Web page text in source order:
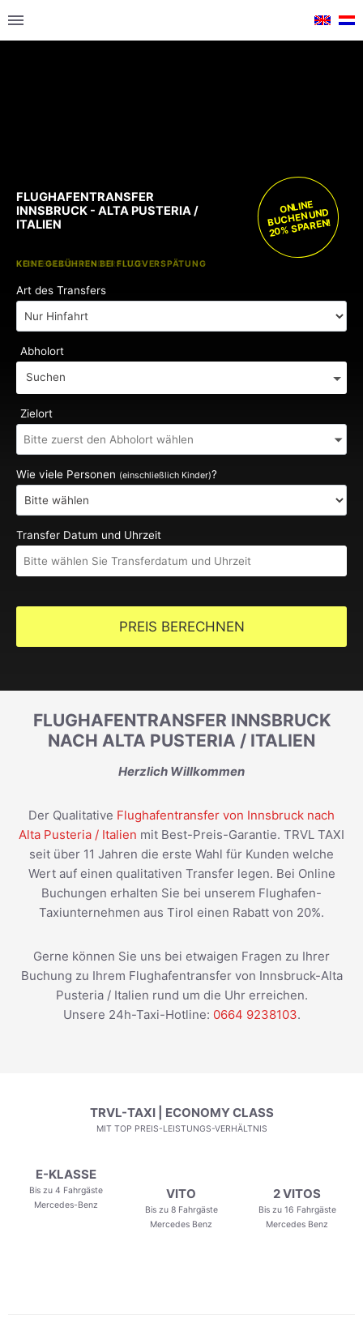
KOSTENLOSE KINDERSITZE
KEINE GEBÜHREN BEI FLUGVERSPÄTUNG
ONLINE
BUCHEN UND
20% SPAREN!
Art des Transfers
Abholort
Suchen
Zielort
Wie viele Personen (einschließlich Kinder)?
Transfer Datum und Uhrzeit
PREIS BERECHNEN
FLUGHAFENTRANSFER
INNSBRUCK - ALTA PUSTERIA /
ITALIEN
FLUGHAFENTRANSFER INNSBRUCK
NACH ALTA PUSTERIA / ITALIEN
Herzlich Willkommen
Der Qualitative Flughafentransfer von Innsbruck nach
Alta Pusteria / Italien mit Best-Preis-Garantie. TRVL TAXI
seit über 11 Jahren die erste Wahl für Kunden welche
Wert auf einen qualitativen Transfer legen. Bei Online
Buchungen erhalten Sie bei unserem Flughafen-
Taxiunternehmen aus Tirol einen Rabatt von 20%.
Gerne können Sie uns bei etwaigen Fragen zu Ihrer
Buchung zu Ihrem Flughafentransfer von Innsbruck-Alta
Pusteria / Italien rund um die Uhr erreichen.
Unsere 24h-Taxi-Hotline: 0664 9238103.
TRVL-TAXI | ECONOMY CLASS
MIT TOP PREIS-LEISTUNGS-VERHÄLTNIS
E-KLASSE
Bis zu 4 Fahrgäste
Mercedes-Benz
VITO
Bis zu 8 Fahrgäste
Mercedes Benz
2 VITOS
Bis zu 16 Fahrgäste
Mercedes Benz